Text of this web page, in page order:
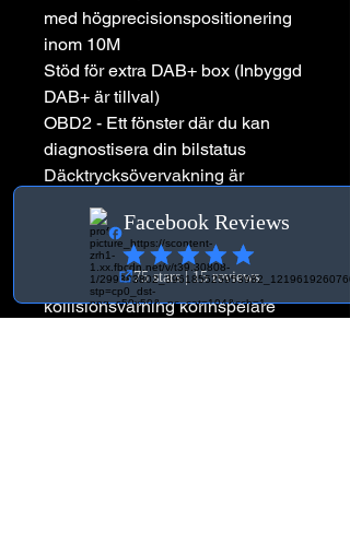
med högprecisionspositionering
inom 10M
Stöd för extra DAB+ box (Inbyggd
DAB+ är tillval)
OBD2 - Ett fönster där du kan
diagnostisera din bilstatus
Däcktrycksövervakning är
Stöd CVBS/AHD reversering,
720P/1080P
Inbyggd DVR Anti-
kollisionsvarning körinspelare